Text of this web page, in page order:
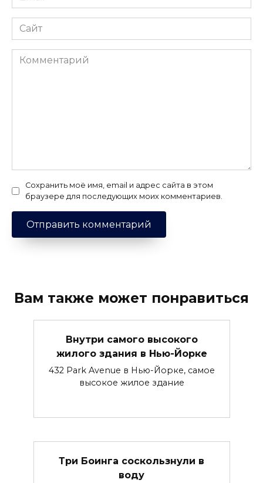
*
Сайт
Комментарий
Сохранить моё имя, email и адрес сайта в этом
браузере для последующих моих комментариев.
Вам также может понравиться
Внутри самого высокого
жилого здания в Нью-Йорке
432 Park Avenue в Нью-Йорке, самое
высокое жилое здание
Три Боинга соскользнули в
воду